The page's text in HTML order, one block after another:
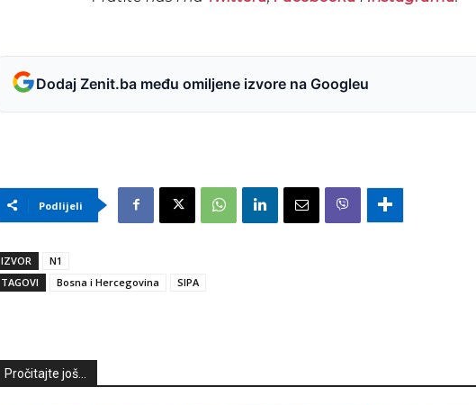
Dodaj Zenit.ba među omiljene izvore na Googleu
Podlijeli
IZVOR
N1
TAGOVI
Bosna i Hercegovina SIPA
Pročitajte još...